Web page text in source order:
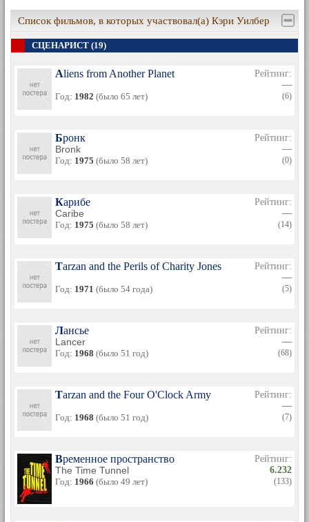
Список фильмов, в которых участвовал(а) Кэри Уилбер
СЦЕНАРИСТ (19)
Aliens from Another Planet
Год: 1982 (было 65 лет)
Рейтинг:
—
(6)
Бронк
Bronk
Год: 1975 (было 58 лет)
Рейтинг:
—
(0)
Карибе
Caribe
Год: 1975 (было 58 лет)
Рейтинг:
—
(14)
Tarzan and the Perils of Charity Jones
Год: 1971 (было 54 года)
Рейтинг:
—
(5)
Лансье
Lancer
Год: 1968 (было 51 год)
Рейтинг:
—
(68)
Tarzan and the Four O'Clock Army
Год: 1968 (было 51 год)
Рейтинг:
—
(7)
Временное пространство
The Time Tunnel
Год: 1966 (было 49 лет)
Рейтинг:
6.232
(133)